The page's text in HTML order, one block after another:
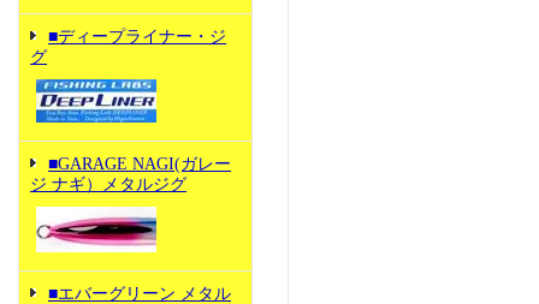
■ディープライナー・ジ
グ
■GARAGE NAGI(ガレー
ジ ナギ）メタルジグ
■エバーグリーン メタル